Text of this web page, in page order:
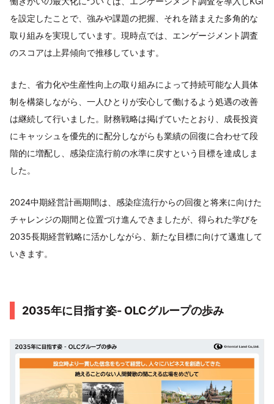
を設定したことで、強みや課題の把握、それを踏まえた多角的な
取り組みを実現しています。現時点では、エンゲージメント調査
のスコアは上昇傾向で推移しています。
また、省力化や生産性向上の取り組みによって持続可能な人員体
制を構築しながら、一人ひとりが安心して働けるよう処遇の改善
は継続して行いました。財務戦略は掲げていたとおり、成長投資
にキャッシュを優先的に配分しながらも業績の回復に合わせて段
階的に増配し、感染症流行前の水準に戻すという目標を達成しま
した。
2024中期経営計画期間は、感染症流行からの回復と将来に向けた
チャレンジの期間と位置づけ進んできましたが、得られた学びを
2035長期経営戦略に活かしながら、新たな目標に向けて邁進して
いきます。
2035年に目指す姿- OLCグループの歩み